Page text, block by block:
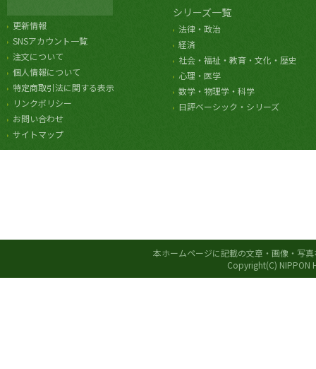
更新情報
SNSアカウント一覧
注文について
個人情報について
特定商取引法に関する表示
リンクポリシー
お問い合わせ
サイトマップ
シリーズ一覧
法律・政治
経済
社会・福祉・教育・文化・歴史
心理・医学
数学・物理学・科学
日評ベーシック・シリーズ
本ホームページに記載の文章・画像・写
Copyright(C) NIPPON